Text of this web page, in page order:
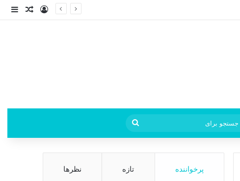
ورودنوشته
تصادفی
جستجو
برای
پرخواننده تازه نظرها